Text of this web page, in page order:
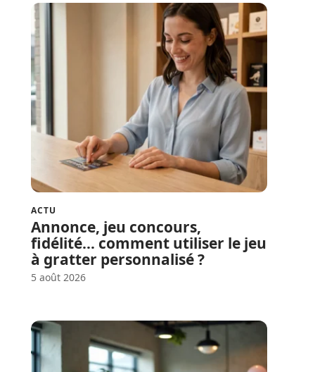
ACTU
Annonce, jeu concours,
fidélité… comment utiliser le jeu
à gratter personnalisé ?
5 août 2026